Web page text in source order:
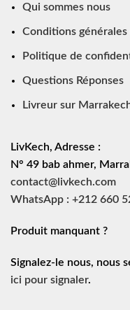
Qui sommes nous
Conditions
Politique de
Questions Réponses
Livreur sur
LivKech, Adresse :
N° 49 bab ahmer,
contact@livkech.com
WhatsApp : +212 660
Produit manquant ?
Signalez-le nous, nous
ici pour signaler.